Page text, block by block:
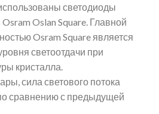
светодиоды
Oslan Square. Главной
Osram Square является
светоотдачи при
кристалла.
сила светового потока
сравнению с предыдущей